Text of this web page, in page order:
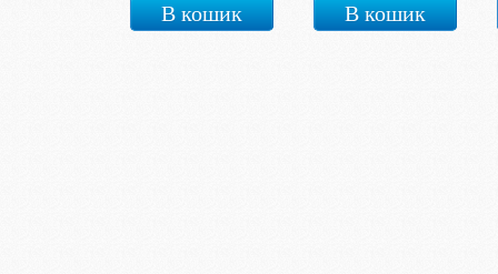
В кошик В кошик